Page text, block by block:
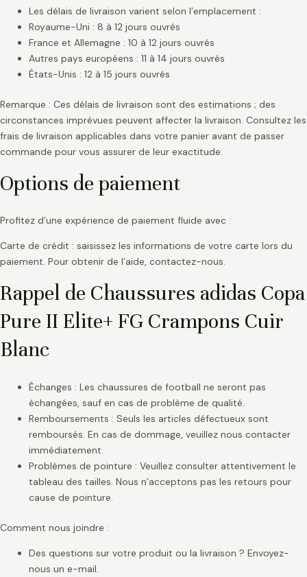
Les délais de livraison varient selon l’emplacement :
Royaume-Uni : 8 à 12 jours ouvrés
France et Allemagne : 10 à 12 jours ouvrés
Autres pays européens : 11 à 14 jours ouvrés
États-Unis : 12 à 15 jours ouvrés
Remarque : Ces délais de livraison sont des estimations ; des
circonstances imprévues peuvent affecter la livraison. Consultez les
frais de livraison applicables dans votre panier avant de passer
commande pour vous assurer de leur exactitude.
Options de paiement
Profitez d’une expérience de paiement fluide avec :
Carte de crédit : saisissez les informations de votre carte lors du
paiement. Pour obtenir de l’aide, contactez-nous.
Rappel de Chaussures adidas Copa
Pure II Elite+ FG Crampons Cuir
Blanc
Échanges : Les chaussures de football ne seront pas
échangées, sauf en cas de problème de qualité.
Remboursements : Seuls les articles défectueux sont
remboursés. En cas de dommage, veuillez nous contacter
immédiatement.
Problèmes de pointure : Veuillez consulter attentivement le
tableau des tailles. Nous n’acceptons pas les retours pour
cause de pointure.
Comment nous joindre :
Des questions sur votre produit ou la livraison ? Envoyez-
nous un e-mail.